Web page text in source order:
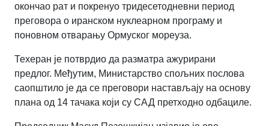
окончао рат и покренуо тридесетодневни период
преговора о иранском нуклеарном програму и
поновном отварању Ормуског мореуза.
Техеран је потврдио да разматра ажурирани
предлог. Међутим, Министарство спољних послова
саопштило је да се преговори настављају на основу
плана од 14 тачака који су САД претходно одбациле.